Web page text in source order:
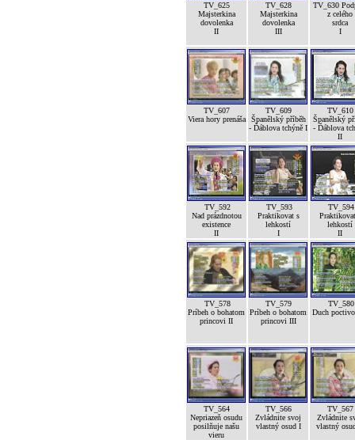
TV_625
Majsterkina
dovolenka
II
TV_628
Majsterkina
dovolenka
III
TV_630
z celého
srdca
I
TV_607
Viera hory prenáša
TV_609
Španělský příběh
- Ďáblova tchýně I
TV_610
Španělský
- Ďáblova
II
TV_592
Nad prázdnotou
existence
II
TV_593
Praktikovat s
lehkostí
I
TV_594
lehkostí
II
TV_578
Príbeh o bohatom
princovi II
TV_579
Príbeh o bohatom
princovi III
TV_580
Duch
TV_564
Nepriazeň osudu
posilňuje našu
vieru
TV_566
Zvládnite svoj
vlastný osud I
TV_567
Zvládnite
vlastný